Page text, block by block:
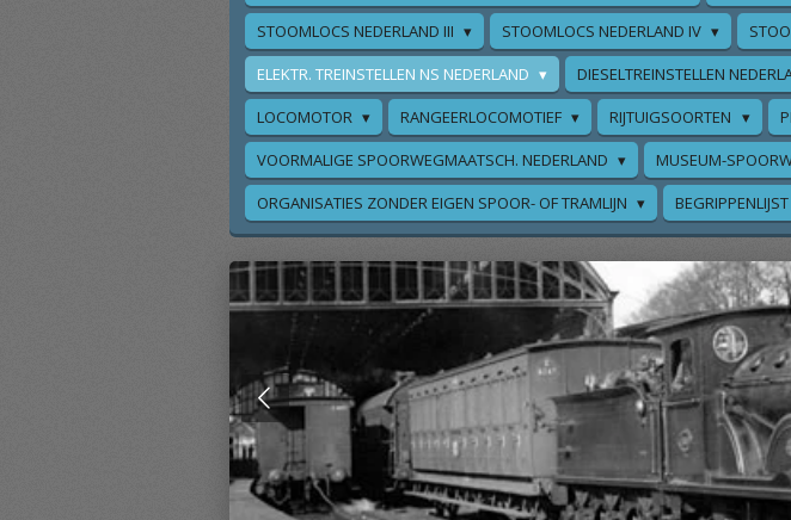
STOOMLOCS NEDERLAND III
STOOMLOCS NEDERLAND IV
ELEKTR. TREINSTELLEN NS NEDERLAND
DIESELTREINSTELLEN
LOCOMOTOR
RANGEERLOCOMOTIEF RIJTUIGSOORTEN
VOORMALIGE SPOORWEGMAATSCH. NEDERLAND
MUSEUM-
ORGANISATIES ZONDER EIGEN SPOOR- OF TRAMLIJN
BEGRIPPENLIJST